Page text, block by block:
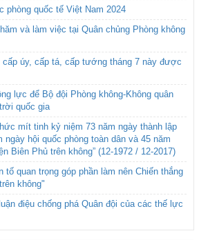
phòng quốc tế Việt Nam 2024
và làm việc tại Quân chủng Phòng không
cấp úy, cấp tá, cấp tướng tháng 7 này được
lực để Bộ đội Phòng không-Không quân
quốc gia
mít tinh kỷ niệm 73 năm ngày thành lập
ngày hội quốc phòng toàn dân và 45 năm
Biên Phủ trên không” (12-1972 / 12-2017)
tố quan trọng góp phần làm nên Chiến thắng
không"
điệu chống phá Quân đội của các thế lực